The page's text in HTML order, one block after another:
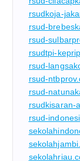
rsudkoja-
rsud-
rsud-
rsudtpi-
rsud-
rsud-
rsud-
rsudkisaran-
rsud-